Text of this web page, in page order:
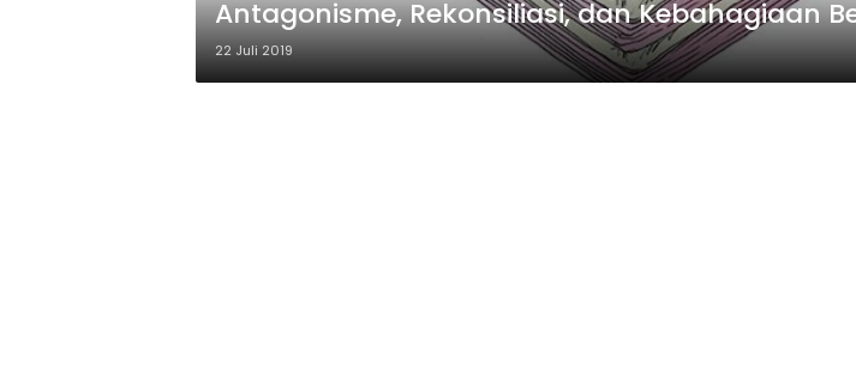
Antagonisme, Rekonsiliasi, dan Kebahagiaan
22 Juli 2019